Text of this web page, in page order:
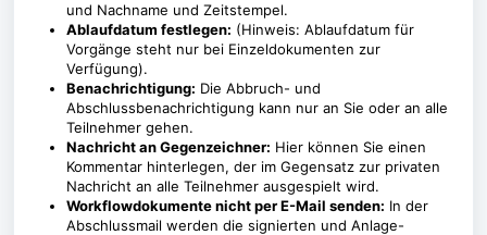
und Nachname und Zeitstempel.
Ablaufdatum festlegen: (Hinweis: Ablaufdatum für
Vorgänge steht nur bei Einzeldokumenten zur
Verfügung).
Benachrichtigung: Die Abbruch- und
Abschlussbenachrichtigung kann nur an Sie oder an alle
Teilnehmer gehen.
Nachricht an Gegenzeichner: Hier können Sie einen
Kommentar hinterlegen, der im Gegensatz zur privaten
Nachricht an alle Teilnehmer ausgespielt wird.
Workflowdokumente nicht per E-Mail senden: In der
Abschlussmail werden die signierten und Anlage-